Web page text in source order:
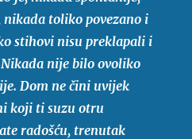
toliko povezano i
stihovi nisu preklapali i
nije bilo ovoliko
Dom ne čini uvijek
koji ti suzu otru
radošću, trenutak